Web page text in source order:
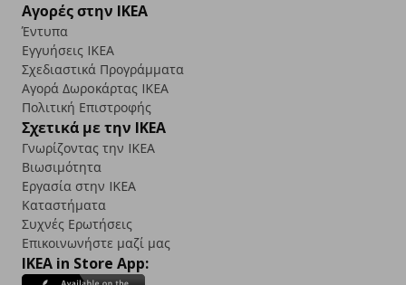
Αγορές στην IKEA
Έντυπα
Εγγυήσεις IKEA
Σχεδιαστικά Προγράμματα
Αγορά Δωρoκάρτας IKEA
Πολιτική Επιστροφής
Σχετικά με την IKEA
Γνωρίζοντας την IKEA
Βιωσιμότητα
Εργασία στην IKEA
Καταστήματα
Συχνές Ερωτήσεις
Επικοινωνήστε μαζί μας
IKEA in Store App: